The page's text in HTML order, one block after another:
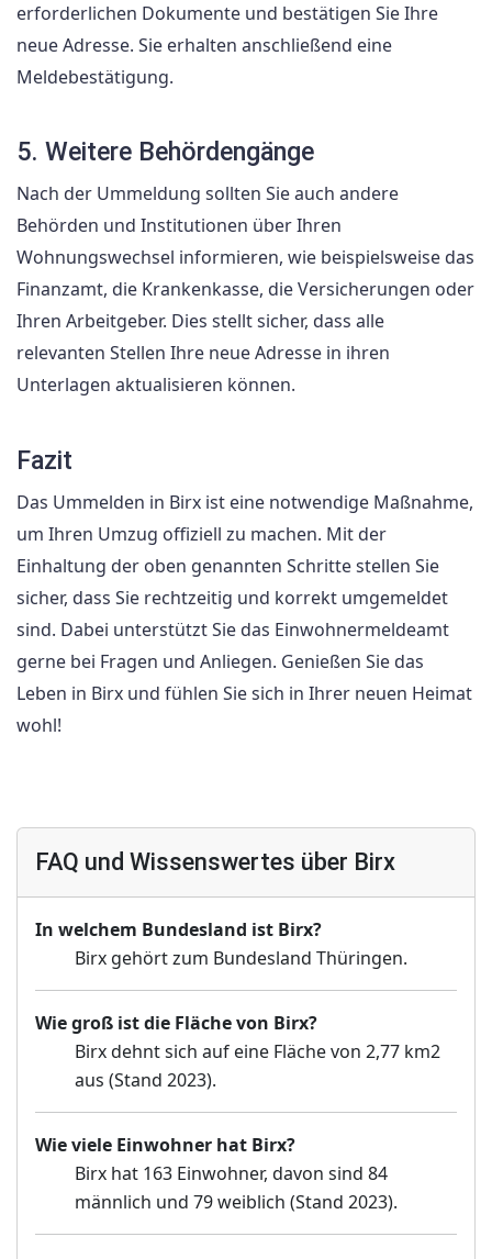
erforderlichen Dokumente und bestätigen Sie Ihre
neue Adresse. Sie erhalten anschließend eine
Meldebestätigung.
5. Weitere Behördengänge
Nach der Ummeldung sollten Sie auch andere
Behörden und Institutionen über Ihren
Wohnungswechsel informieren, wie beispielsweise das
Finanzamt, die Krankenkasse, die Versicherungen oder
Ihren Arbeitgeber. Dies stellt sicher, dass alle
relevanten Stellen Ihre neue Adresse in ihren
Unterlagen aktualisieren können.
Fazit
Das Ummelden in Birx ist eine notwendige Maßnahme,
um Ihren Umzug offiziell zu machen. Mit der
Einhaltung der oben genannten Schritte stellen Sie
sicher, dass Sie rechtzeitig und korrekt umgemeldet
sind. Dabei unterstützt Sie das Einwohnermeldeamt
gerne bei Fragen und Anliegen. Genießen Sie das
Leben in Birx und fühlen Sie sich in Ihrer neuen Heimat
wohl!
FAQ und Wissenswertes über Birx
In welchem Bundesland ist Birx?
Birx gehört zum Bundesland Thüringen.
Wie groß ist die Fläche von Birx?
Birx dehnt sich auf eine Fläche von 2,77 km2
aus (Stand 2023).
Wie viele Einwohner hat Birx?
Birx hat 163 Einwohner, davon sind 84
männlich und 79 weiblich (Stand 2023).